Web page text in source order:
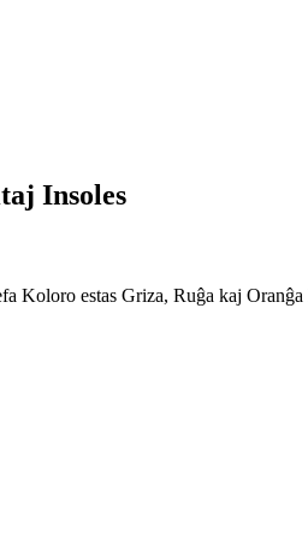
Insoles
Koloro estas Griza, Ruĝa kaj